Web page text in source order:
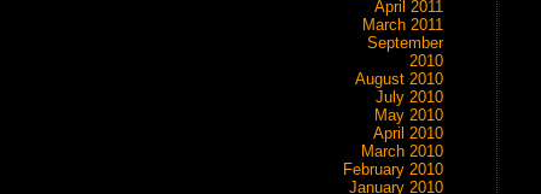
April 2011
March 2011
September
2010
August 2010
July 2010
May 2010
April 2010
March 2010
February 2010
January 2010